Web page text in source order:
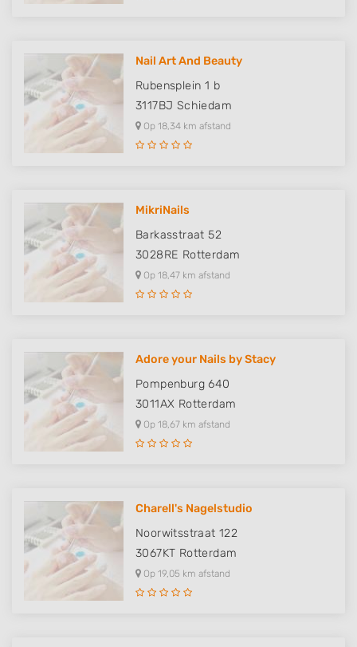
Nail Art And Beauty
Rubensplein 1 b
3117BJ Schiedam
Op 18,34 km afstand
MikriNails
Barkasstraat 52
3028RE Rotterdam
Op 18,47 km afstand
Adore your Nails by Stacy
Pompenburg 640
3011AX Rotterdam
Op 18,67 km afstand
Charell's Nagelstudio
Noorwitsstraat 122
3067KT Rotterdam
Op 19,05 km afstand